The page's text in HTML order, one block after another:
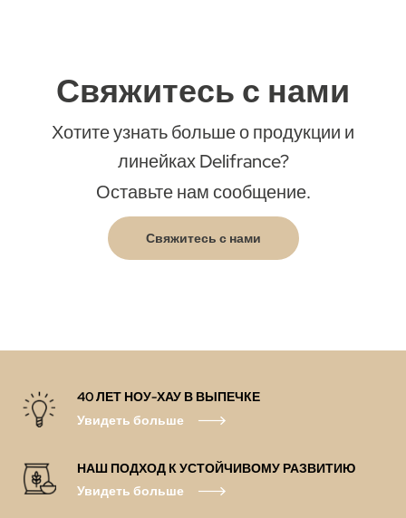
Свяжитесь с нами
Хотите узнать больше о продукции и
линейках Delifrance?
Оставьте нам сообщение.
Свяжитесь с нами
40 ЛЕТ НОУ-ХАУ В ВЫПЕЧКЕ
Увидеть больше
НАШ ПОДХОД К УСТОЙЧИВОМУ РАЗВИТИЮ
Увидеть больше